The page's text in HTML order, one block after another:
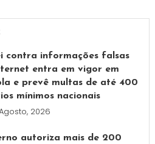
contra informações falsas
entra em vigor em
e prevê multas de até 400
mínimos nacionais
2026
autoriza mais de 200